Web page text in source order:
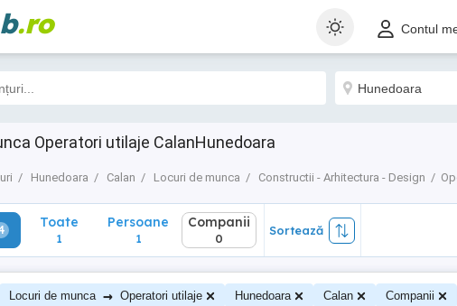
.ro Contul
Operatori utilaje CalanHunedoara
Hunedoara Calan Locuri de munca Constructii - Arhitectura - Design
Toate
1
Toate
1
Persoane
1
Companii
0
Sortează
Locuri de munca → Operatori utilaje Hunedoara Calan Companii